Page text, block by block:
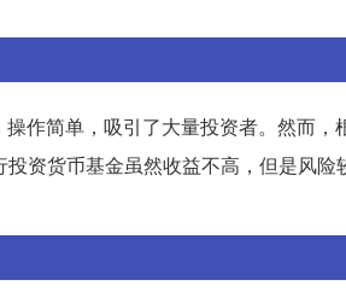
作简单，吸引了大量投资者。然而，
资货币基金虽然收益不高，但是风险